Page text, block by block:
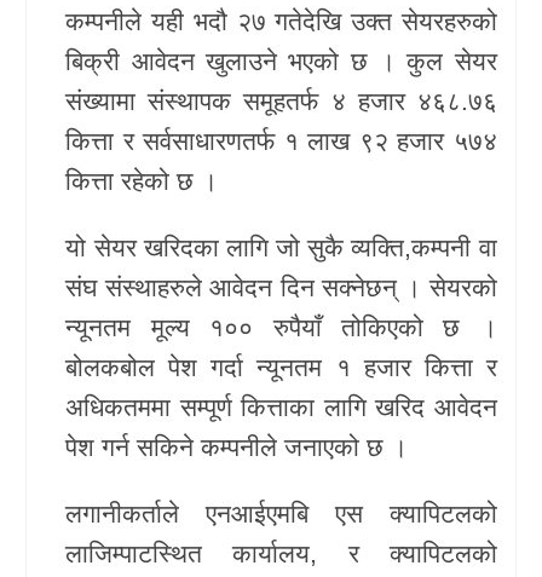
स्वास्थ्य
खेलकुद
Unicode
कम्पनीले यही भदौ २७ गतेदेखि उक्त सेयरहरुको
बिक्री आवेदन खुलाउने भएको छ । कुल सेयर
संख्यामा संस्थापक समूहतर्फ ४ हजार ४६८.७६
कित्ता र सर्वसाधारणतर्फ १ लाख ९२ हजार ५७४
कित्ता रहेको छ ।
यो सेयर खरिदका लागि जो सुकै व्यक्ति,कम्पनी वा
संघ संस्थाहरुले आवेदन दिन सक्नेछन् । सेयरको
न्यूनतम मूल्य १०० रुपैयाँ तोकिएको छ ।
बोलकबोल पेश गर्दा न्यूनतम १ हजार कित्ता र
अधिकतममा सम्पूर्ण कित्ताका लागि खरिद आवेदन
पेश गर्न सकिने कम्पनीले जनाएको छ ।
लगानीकर्ताले एनआईएमबि एस क्यापिटलको
लाजिम्पाटस्थित कार्यालय, र क्यापिटलको